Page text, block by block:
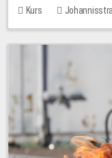
Kurs
Keine freien Plätze